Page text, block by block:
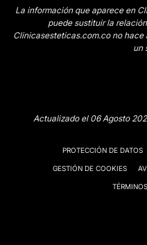
La información que aparece en
puede sustituir la
Clinicasesteticas.com.co no
un
Actualizado el 06 Agosto
PROTECCIÓN DE DATOS
GESTIÓN DE COOKIES